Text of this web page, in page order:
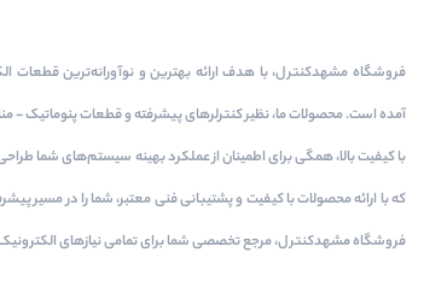
فروشگاه مشهدکنترل، با هدف ارائه بهترین و نوآورانه‌ترین قطعات
آمده است. محصولات ما، نظیر کنترلرهای پیشرفته و قطعات
با کیفیت بالا، همگی برای اطمینان از عملکرد بهینه سیستم‌های شما
که با ارائه محصولات با کیفیت و پشتیبانی فنی معتبر، شما را در مسیر
فروشگاه مشهدکنترل، مرجع تخصصی شما برای تمامی نیازهای